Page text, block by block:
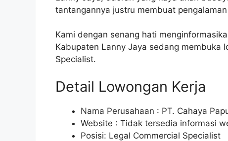
tantangannya justru membuat
Kami dengan senang hati
Kabupaten Lanny Jaya sedang membuka
Specialist.
Detail Lowongan Kerja
Nama Perusahaan : PT. Cahaya
Website : Tidak tersedia informasi
Posisi: Legal Commercial Specialist